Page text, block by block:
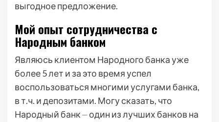
выгодное предложение.
Мой опыт сотрудничества с
Народным банком
Являюсь клиентом Народного банка уже
более 5 лет и за это время успел
воспользоваться многими услугами банка,
в т.ч. и депозитами. Могу сказать, что
Народный банк ⏤ один из лучших банков на